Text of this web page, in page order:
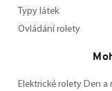
Typy látek
Ovládání rolety
Elektrické rolety Den a